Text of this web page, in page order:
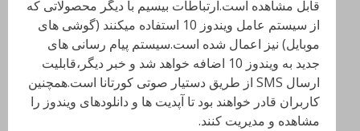
قابل مشاهده است.ارتباطات بیسیم با دیگر محصولاتی که
از سیستم عامل ویندوز 10 استفاده میکنند (گوشی های
موبایل) نیز اعمال شده است.سیستم پیام رسانی های
جدید به ویندوز 10 اضافه خواهد شد و خبر دیگر،قابلیت
ارسال SMS از طریق دستیار صوتی کورتانا است.همچنین
کاربران قادر خواهند بود تا آپدیت ها و دانلودهای ویندوز را
مشاهده و مدیریت کنند.